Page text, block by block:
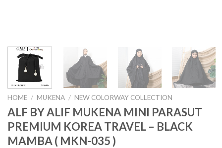
HOME / MUKENA / NEW COLORWAY COLLECTION
ALF BY ALIF MUKENA MINI PARASUT
PREMIUM KOREA TRAVEL – BLACK
MAMBA ( MKN-035 )